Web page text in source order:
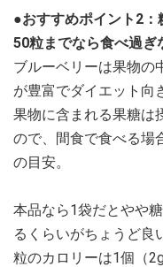
●おすすめポイント2
50粒までなら食べ過ぎ
ブルーベリーは果物の
が豊富でダイエット向
果物に含まれる果糖は
ので、間食で食べる場
の目安。
本品なら1袋だとやや
るくらいがちょうど良
粒のカロリーは1個（